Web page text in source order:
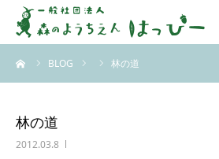
BLOG 林の道
林の道
2012.03.8
はっぴーについて